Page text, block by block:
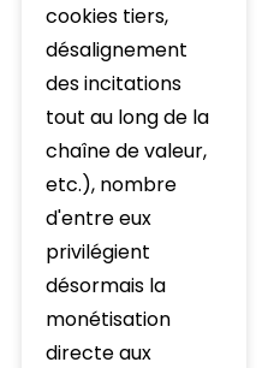
cookies tiers,
désalignement
des incitations
tout au long de la
chaîne de valeur,
etc.), nombre
d'entre eux
privilégient
désormais la
monétisation
directe aux